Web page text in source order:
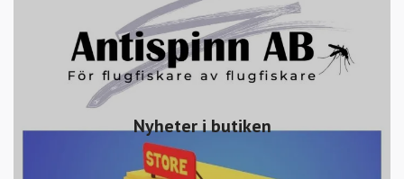
Nyheter i butiken